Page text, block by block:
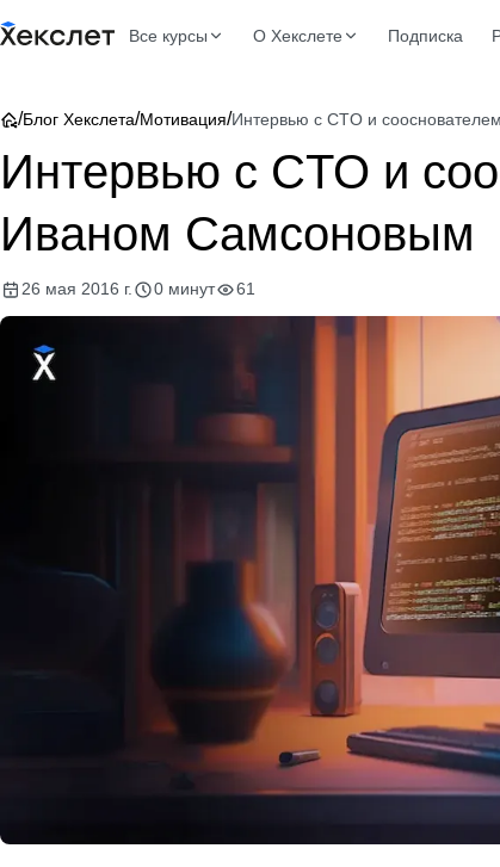
Все курсы О Хекслете Подписка
/Блог Хекслета/Мотивация/Интервью с CTO и
Интервью с CTO и
Иваном Самсоновым
26 мая 2016 г. 0 минут 61